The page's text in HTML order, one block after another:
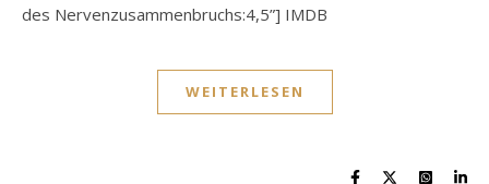
des Nervenzusammenbruchs:4,5”] IMDB
WEITERLESEN